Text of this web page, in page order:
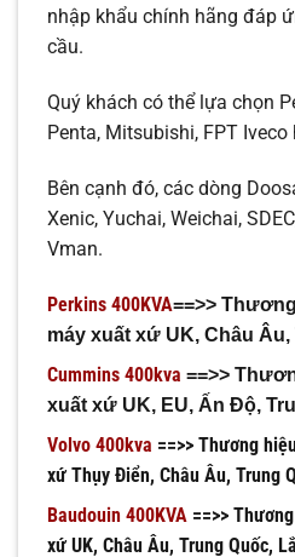
nhập khẩu chính hãng đáp
cầu.
Quý khách có thể lựa chọn
Penta, Mitsubishi, FPT
Bên cạnh đó, các dòng
Xenic, Yuchai, Weichai,
Vman.
Perkins 400KVA==>>
máy xuất xứ UK, Châu
Cummins 400kva ==>>
xuất xứ UK, EU, Ấn Độ,
Volvo 400kva ==>> Thương
xứ Thụy Điển, Châu Âu, Trung
Baudouin 400KVA ==>>
xứ UK, Châu Âu, Trung Quốc,